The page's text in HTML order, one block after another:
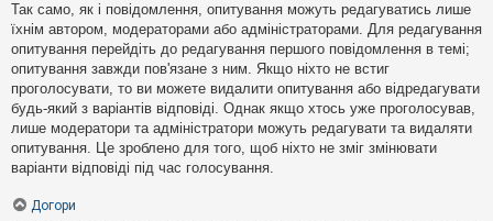
Так само, як і повідомлення, опитування можуть редагуватись лише
їхнім автором, модераторами або адміністраторами. Для редагування
опитування перейдіть до редагування першого повідомлення в темі;
опитування завжди пов'язане з ним. Якщо ніхто не встиг
проголосувати, то ви можете видалити опитування або відредагувати
будь-який з варіантів відповіді. Однак якщо хтось уже проголосував,
лише модератори та адміністратори можуть редагувати та видаляти
опитування. Це зроблено для того, щоб ніхто не зміг змінювати
варіанти відповіді під час голосування.
Догори